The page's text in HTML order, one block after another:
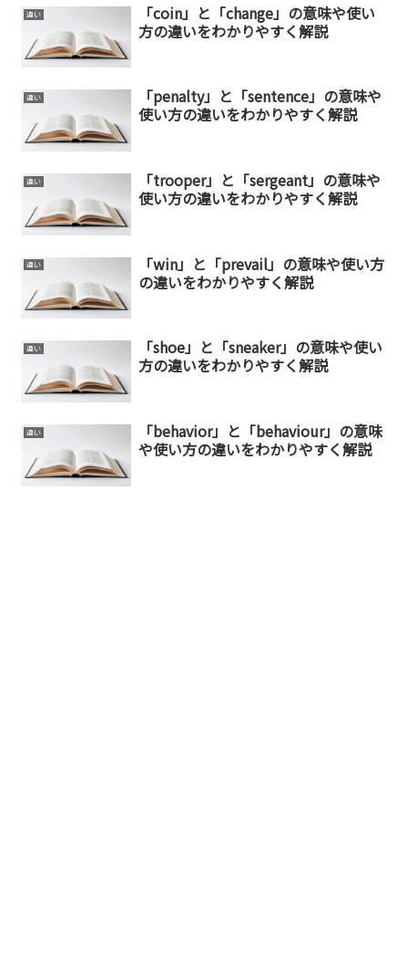
違い
「coin」と「change」の意味や使い
方の違いをわかりやすく解説
違い
「penalty」と「sentence」の意味や
使い方の違いをわかりやすく解説
違い
「trooper」と「sergeant」の意味や
使い方の違いをわかりやすく解説
違い
「win」と「prevail」の意味や使い方
の違いをわかりやすく解説
違い
「shoe」と「sneaker」の意味や使い
方の違いをわかりやすく解説
違い
「behavior」と「behaviour」の意味
や使い方の違いをわかりやすく解説